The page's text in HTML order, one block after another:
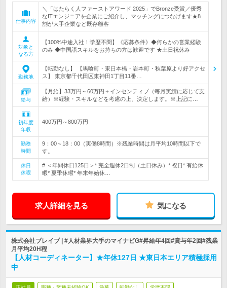
仕事内容
＼「はたらく人ファーストアワード 2025」でBronze受賞／優秀
なITエンジニアを企業にご紹介し、マッチングにつなげます★8
割が大手企業など既存顧客
対象と
なる方
【100%中途入社！学歴不問】《応募条件》◆何らかの営業経験
のみ ◆中国語スキルをお持ちの方は歓迎です ★土日祝休み
勤務地
【転勤なし】 【馬喰町・東日本橋・岩本町・秋葉原より好アクセ
ス】 東京都千代田区東神田1丁目11番…
給与
【月給】33万円～60万円＋インセンティブ（毎月実績に応じて支
給）※経験・スキルなどを考慮の上、決定します。※上記に…
初年度
年収
400万円～800万円
勤務
時間
9：00～18：00（実働8時間）※残業時間は月平均10時間以下で
す。
休日
休暇
# ＜年間休日125日＞* 完全週休2日制（土日休み）* 祝日* 有給休
暇* 夏季休暇* 年末年始休…
求人詳細を見る 気になる
株式会社ブレイブ | #人材業界大手のマイナビG#昇給年4回#賞与年2回#残業
月平均20H程
【人材コーディネーター】★年休127日 ★東日本エリア積極採用
中